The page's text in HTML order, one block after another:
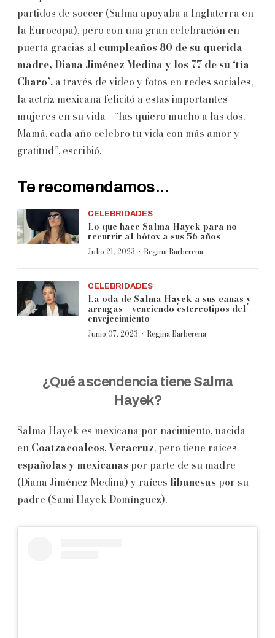
partidos de soccer (Salma apoyaba a Inglaterra en
la Eurocopa), pero con una gran celebración en
puerta gracias al cumpleaños 80 de su querida
madre, Diana Jiménez Medina y los 77 de su ‘tía
Charo’. a través de video y fotos en redes sociales,
la actriz mexicana felicitó a estas importantes
mujeres en su vida - “las quiero mucho a las dos.
Mamá, cada año celebro tu vida con más amor y
gratitud”, escribió.
Te recomendamos...
CELEBRIDADES
Lo que hace Salma Hayek para no
recurrir al bótox a sus 56 años
Julio 21, 2023 · Regina Barberena
CELEBRIDADES
La oda de Salma Hayek a sus canas y
arrugas —venciendo estereotipos del
envejecimiento
Junio 07, 2023 · Regina Barberena
¿Qué ascendencia tiene Salma
Hayek?
Salma Hayek es mexicana por nacimiento, nacida
en Coatzacoalcos,Veracruz, pero tiene raíces
españolas y mexicanas por parte de su madre
(Diana Jiménez Medina) y raíces libanesas por su
padre (Sami Hayek Domínguez).